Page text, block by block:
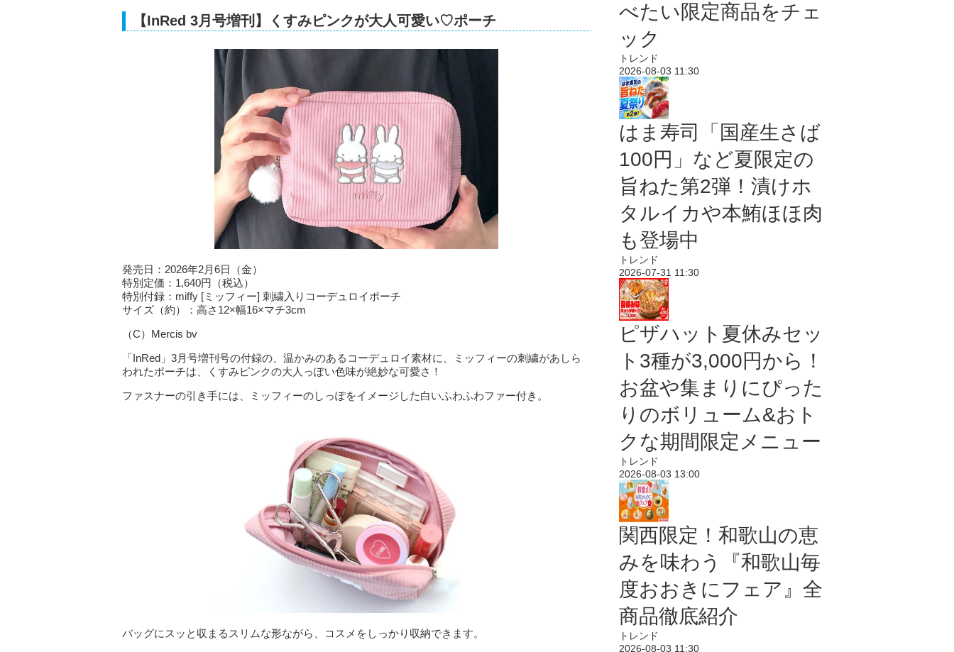
【InRed 3月号増刊】くすみピンクが大人可愛い♡ポーチ
発売日：2026年2月6日（金）
特別定価：1,640円（税込）
特別付録：miffy [ミッフィー] 刺繍入りコーデュロイポーチ
サイズ（約）：高さ12×幅16×マチ3cm
（C）Mercis bv
「InRed」3月号増刊号の付録の、温かみのあるコーデュロイ素材に、ミッフィーの刺繍があしら
われたポーチは、くすみピンクの大人っぽい色味が絶妙な可愛さ！
ファスナーの引き手には、ミッフィーのしっぽをイメージした白いふわふわファー付き。
バッグにスッと収まるスリムな形ながら、コスメをしっかり収納できます。
べたい限定商品をチェ
ック
トレンド
2026-08-03 11:30
はま寿司「国産生さば
100円」など夏限定の
旨ねた第2弾！漬けホ
タルイカや本鮪ほほ肉
も登場中
トレンド
2026-07-31 11:30
ピザハット夏休みセッ
ト3種が3,000円から！
お盆や集まりにぴった
りのボリューム&おト
クな期間限定メニュー
トレンド
2026-08-03 13:00
関西限定！和歌山の恵
みを味わう『和歌山毎
度おおきにフェア』全
商品徹底紹介
トレンド
2026-08-03 11:30